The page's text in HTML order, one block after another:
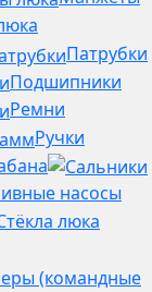
Патрубки
Подшипники
Ремни
Ручки
насосы
люка
(командные